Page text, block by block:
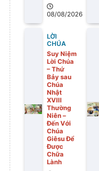
08/08/2026
LỜI
CHÚA
Suy Niệm
Lời Chúa
– Thứ
Bảy sau
Chúa
Nhật
XVIII
Thường
Niên –
Đến Với
Chúa
Giêsu Để
Được
Chữa
Lành